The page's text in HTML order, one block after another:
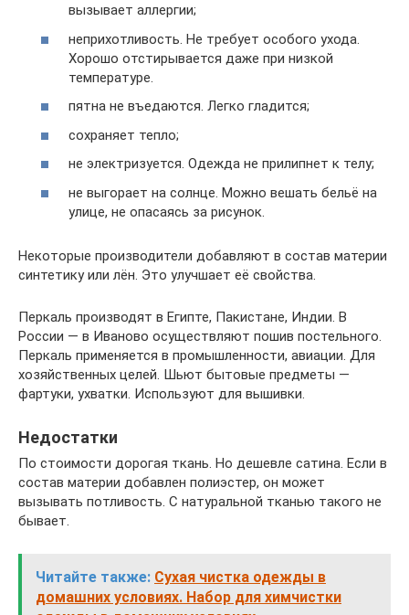
вызывает аллергии;
неприхотливость. Не требует особого ухода.
Хорошо отстирывается даже при низкой
температуре.
пятна не въедаются. Легко гладится;
сохраняет тепло;
не электризуется. Одежда не прилипнет к телу;
не выгорает на солнце. Можно вешать бельё на
улице, не опасаясь за рисунок.
Некоторые производители добавляют в состав материи
синтетику или лён. Это улучшает её свойства.
Перкаль производят в Египте, Пакистане, Индии. В
России — в Иваново осуществляют пошив постельного.
Перкаль применяется в промышленности, авиации. Для
хозяйственных целей. Шьют бытовые предметы —
фартуки, ухватки. Используют для вышивки.
Недостатки
По стоимости дорогая ткань. Но дешевле сатина. Если в
состав материи добавлен полиэстер, он может
вызывать потливость. С натуральной тканью такого не
бывает.
Читайте также: Сухая чистка одежды в
домашних условиях. Набор для химчистки